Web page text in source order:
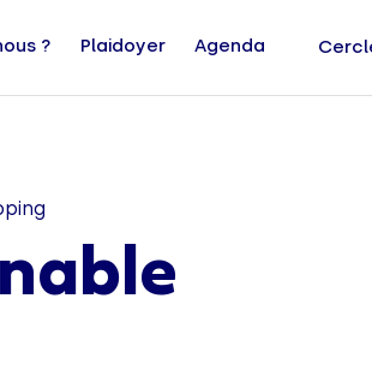
? Plaidoyer Agenda